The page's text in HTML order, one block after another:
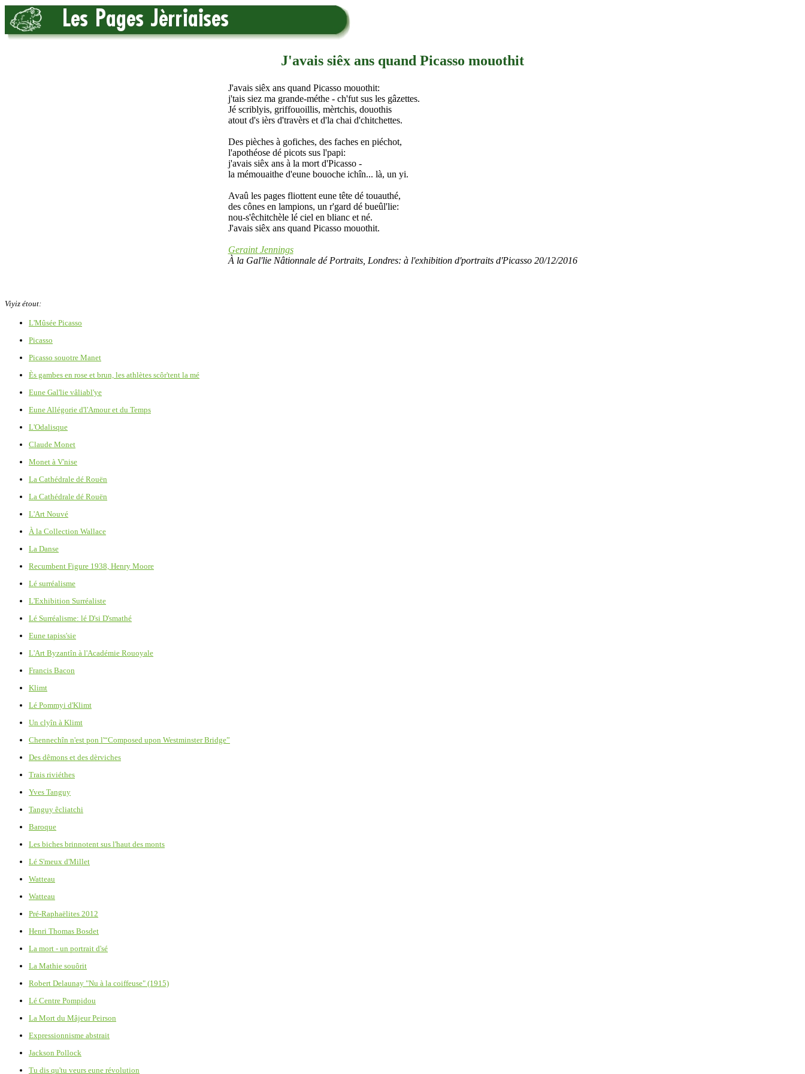
J'avais siêx ans quand Picasso mouothit
J'avais siêx ans quand Picasso mouothit:
j'tais siez ma grande-méthe - ch'fut sus les gâzettes.
Jé scriblyis, griffouoillis, mèrtchis, douothis
atout d's ièrs d'travèrs et d'la chai d'chitchettes.
Des pièches à gofiches, des faches en piéchot,
l'apothéose dé picots sus l'papi:
j'avais siêx ans à la mort d'Picasso -
la mémouaithe d'eune bouoche ichîn... là, un yi.
Avaû les pages fliottent eune tête dé touauthé,
des cônes en lampions, un r'gard dé bueûl'lie:
nou-s'êchitchèle lé ciel en blianc et né.
J'avais siêx ans quand Picasso mouothit.
Geraint Jennings
À la Gal'lie Nâtionnale dé Portraits, Londres: à l'exhibition d'portraits d'Picasso 20/12/2016
Viyiz étout:
L'Mûsée Picasso
Picasso
Picasso souotre Manet
Ès gambes en rose et brun, les athlètes scôr'tent la mé
Eune Gal'lie vâliabl'ye
Eune Allégorie d'l'Amour et du Temps
L'Odalisque
Claude Monet
Monet à V'nise
La Cathédrale dé Rouën
La Cathédrale dé Rouën
L'Art Nouvé
À la Collection Wallace
La Danse
Recumbent Figure 1938, Henry Moore
Lé surréalisme
L'Exhibition Surréaliste
Lé Surréalisme: lé D'si D'smathé
Eune tapiss'sie
L'Art Byzantîn à l'Académie Rouoyale
Francis Bacon
Klimt
Lé Pommyi d'Klimt
Un clyîn à Klimt
Chennechîn n'est pon l'“Composed upon Westminster Bridge”
Des dêmons et des dèrviches
Trais riviéthes
Yves Tanguy
Tanguy êcliatchi
Baroque
Les biches brinnotent sus l'haut des monts
Lé S'meux d'Millet
Watteau
Watteau
Pré-Raphaëlites 2012
Henri Thomas Bosdet
La mort - un portrait d'sé
La Mathie souôrit
Robert Delaunay "Nu à la coiffeuse" (1915)
Lé Centre Pompidou
La Mort du Mâjeur Peirson
Expressionnisme abstrait
Jackson Pollock
Tu dis qu'tu veurs eune révolution